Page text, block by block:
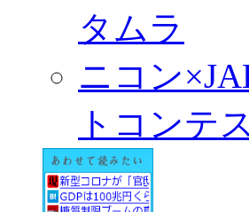
タムラ
ニコン
トコンテ